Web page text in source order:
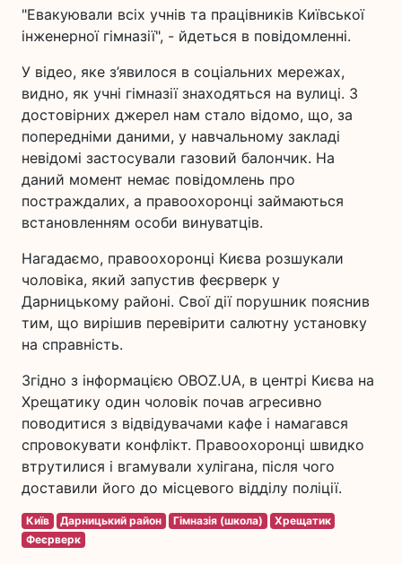
"Евакуювали всіх учнів та працівників Київської
інженерної гімназії", - йдеться в повідомленні.
У відео, яке з’явилося в соціальних мережах,
видно, як учні гімназії знаходяться на вулиці. З
достовірних джерел нам стало відомо, що, за
попередніми даними, у навчальному закладі
невідомі застосували газовий балончик. На
даний момент немає повідомлень про
постраждалих, а правоохоронці займаються
встановленням особи винуватців.
Нагадаємо, правоохоронці Києва розшукали
чоловіка, який запустив феєрверк у
Дарницькому районі. Свої дії порушник пояснив
тим, що вирішив перевірити салютну установку
на справність.
Згідно з інформацією OBOZ.UA, в центрі Києва на
Хрещатику один чоловік почав агресивно
поводитися з відвідувачами кафе і намагався
спровокувати конфлікт. Правоохоронці швидко
втрутилися і вгамували хулігана, після чого
доставили його до місцевого відділу поліції.
Київ Дарницький район Гімназія (школа)
Хрещатик
Феєрверк